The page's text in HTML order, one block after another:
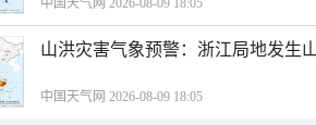
中国天气网 2026-08-09 18:05
山洪灾害气象预警：浙江局地发生
中国天气网 2026-08-09 18:05